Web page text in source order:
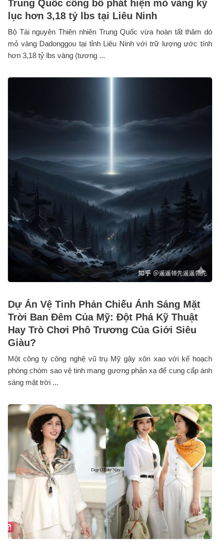
Trung Quốc công bố phát hiện mỏ vàng kỷ
lục hơn 3,18 tỷ lbs tại Liêu Ninh
Bộ Tài nguyên Thiên nhiên Trung Quốc vừa hoàn tất thăm dò
mỏ vàng Dadonggou tại tỉnh Liêu Ninh với trữ lượng ước tính
hơn 3,18 tỷ lbs vàng (tương ...
Dự Án Vệ Tinh Phản Chiếu Ánh Sáng Mặt
Trời Ban Đêm Của Mỹ: Đột Phá Kỹ Thuật
Hay Trò Chơi Phô Trương Của Giới Siêu
Giàu?
Một công ty công nghệ vũ trụ Mỹ gây xôn xao với kế hoạch
phóng chòm sao vệ tinh mang gương phản xạ để cung cấp ánh
sáng mặt trời ...